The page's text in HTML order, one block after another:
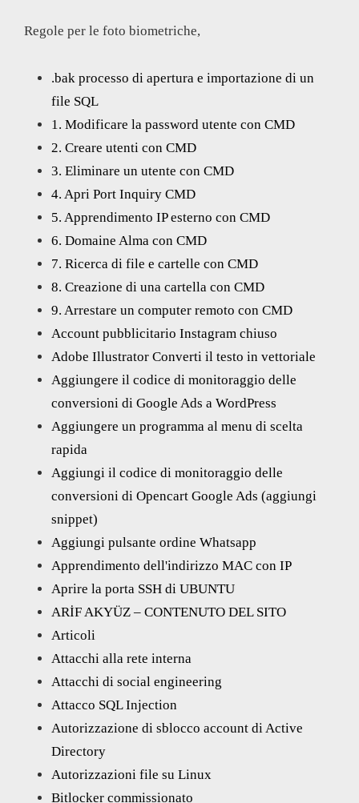
Regole per le foto biometriche,
.bak processo di apertura e importazione di un
file SQL
1. Modificare la password utente con CMD
2. Creare utenti con CMD
3. Eliminare un utente con CMD
4. Apri Port Inquiry CMD
5. Apprendimento IP esterno con CMD
6. Domaine Alma con CMD
7. Ricerca di file e cartelle con CMD
8. Creazione di una cartella con CMD
9. Arrestare un computer remoto con CMD
Account pubblicitario Instagram chiuso
Adobe Illustrator Converti il testo in vettoriale
Aggiungere il codice di monitoraggio delle
conversioni di Google Ads a WordPress
Aggiungere un programma al menu di scelta
rapida
Aggiungi il codice di monitoraggio delle
conversioni di Opencart Google Ads (aggiungi
snippet)
Aggiungi pulsante ordine Whatsapp
Apprendimento dell'indirizzo MAC con IP
Aprire la porta SSH di UBUNTU
ARİF AKYÜZ – CONTENUTO DEL SITO
Articoli
Attacchi alla rete interna
Attacchi di social engineering
Attacco SQL Injection
Autorizzazione di sblocco account di Active
Directory
Autorizzazioni file su Linux
Bitlocker commissionato